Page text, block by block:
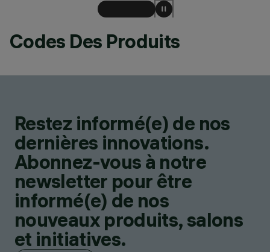
Codes Des Produits
Restez informé(e) de nos
dernières innovations.
Abonnez-vous à notre
newsletter pour être
informé(e) de nos
nouveaux produits, salons
et initiatives.